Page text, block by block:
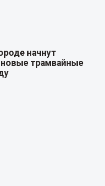
начнут
трамвайные